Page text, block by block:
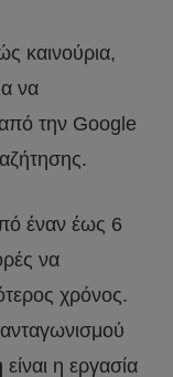
καινούρια,
να
από την Google
έναν έως 6
να
χρόνος.
είναι η εργασία